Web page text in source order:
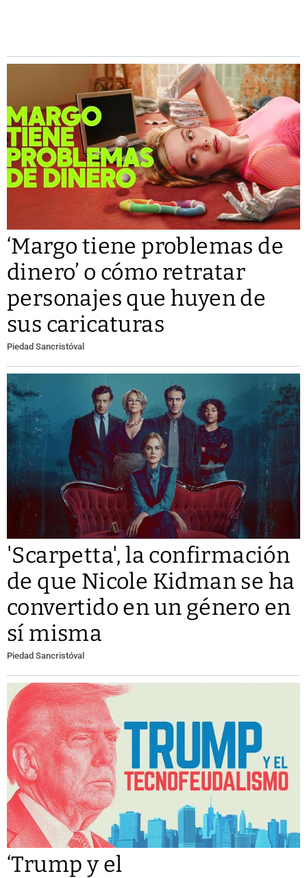
‘Margo tiene problemas de
dinero’ o cómo retratar
personajes que huyen de
sus caricaturas
Piedad Sancristóval
'Scarpetta', la confirmación
de que Nicole Kidman se ha
convertido en un género en
sí misma
Piedad Sancristóval
‘Trump y el